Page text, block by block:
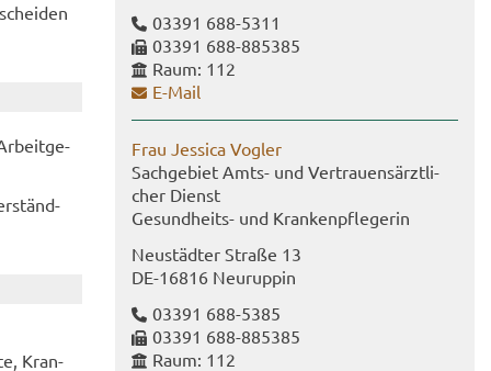
Kran­
03391 688-​5311
03391 688-​885385
Raum: 112
E-​Mail
Frau Jes­si­ca Vog­ler
Sach­ge­biet Amts- und Ver­trau­ens­ärzt­li­
cher Dienst
Gesundheits-​ und Kran­ken­pfle­ge­rin
Neu­städ­ter Stra­ße 13
DE-​16816 Neu­rup­pin
03391 688-​5385
03391 688-​885385
Raum: 112